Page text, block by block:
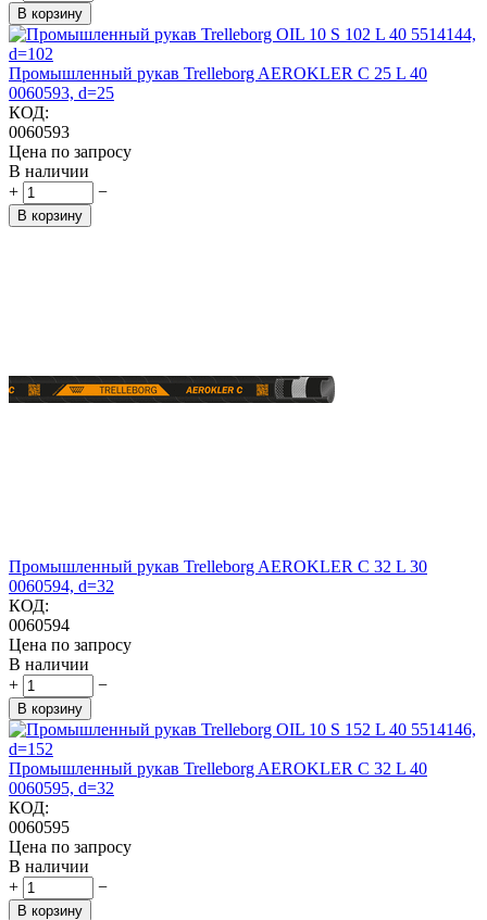
В корзину
Промышленный рукав Trelleborg AEROKLER C 25 L 40
0060593, d=25
КОД:
0060593
Цена по запросу
В наличии
+
−
В корзину
Промышленный рукав Trelleborg AEROKLER C 32 L 30
0060594, d=32
КОД:
0060594
Цена по запросу
В наличии
+
−
В корзину
Промышленный рукав Trelleborg AEROKLER C 32 L 40
0060595, d=32
КОД:
0060595
Цена по запросу
В наличии
+
−
В корзину